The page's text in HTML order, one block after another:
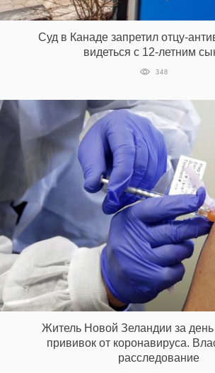
Суд в Канаде запретил отцу-
видеться с 12-летним
348
Житель Новой Зеландии за
прививок от коронавируса.
расследование